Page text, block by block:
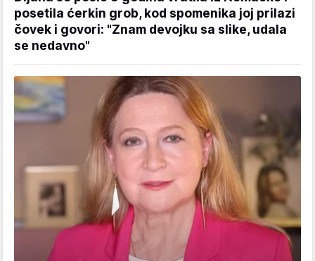
posetila ćerkin grob, kod spomenika joj prilazi
čovek i govori: "Znam devojku sa slike, udala
se nedavno"